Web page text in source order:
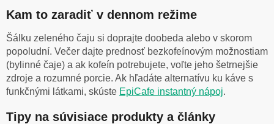
Kam to zaradiť v dennom režime
Šálku zeleného čaju si doprajte doobeda alebo v skorom
popoludní. Večer dajte prednosť bezkofeínovým možnostiam
(bylinné čaje) a ak kofeín potrebujete, voľte jeho šetrnejšie
zdroje a rozumné porcie. Ak hľadáte alternatívu ku káve s
funkčnými látkami, skúste EpiCafe instantný nápoj.
Tipy na súvisiace produkty a články